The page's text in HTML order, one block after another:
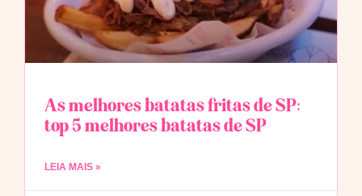
As melhores batatas fritas de SP:
top 5 melhores batatas de SP
LEIA MAIS »